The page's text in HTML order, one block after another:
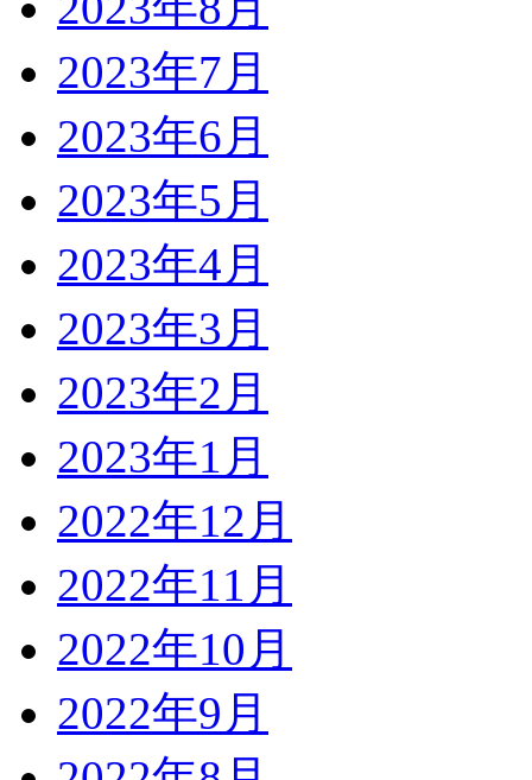
2023年7月
2023年6月
2023年5月
2023年4月
2023年3月
2023年2月
2023年1月
2022年12月
2022年11月
2022年10月
2022年9月